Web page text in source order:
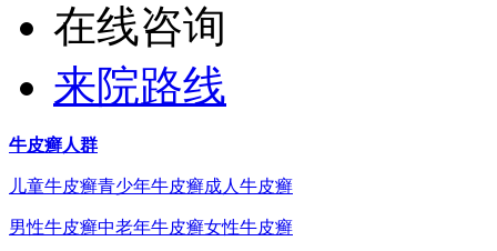
在线咨询
来院路线
牛皮癣人群
儿童牛皮癣青少年牛皮癣成人牛皮癣
男性牛皮癣中老年牛皮癣女性牛皮癣